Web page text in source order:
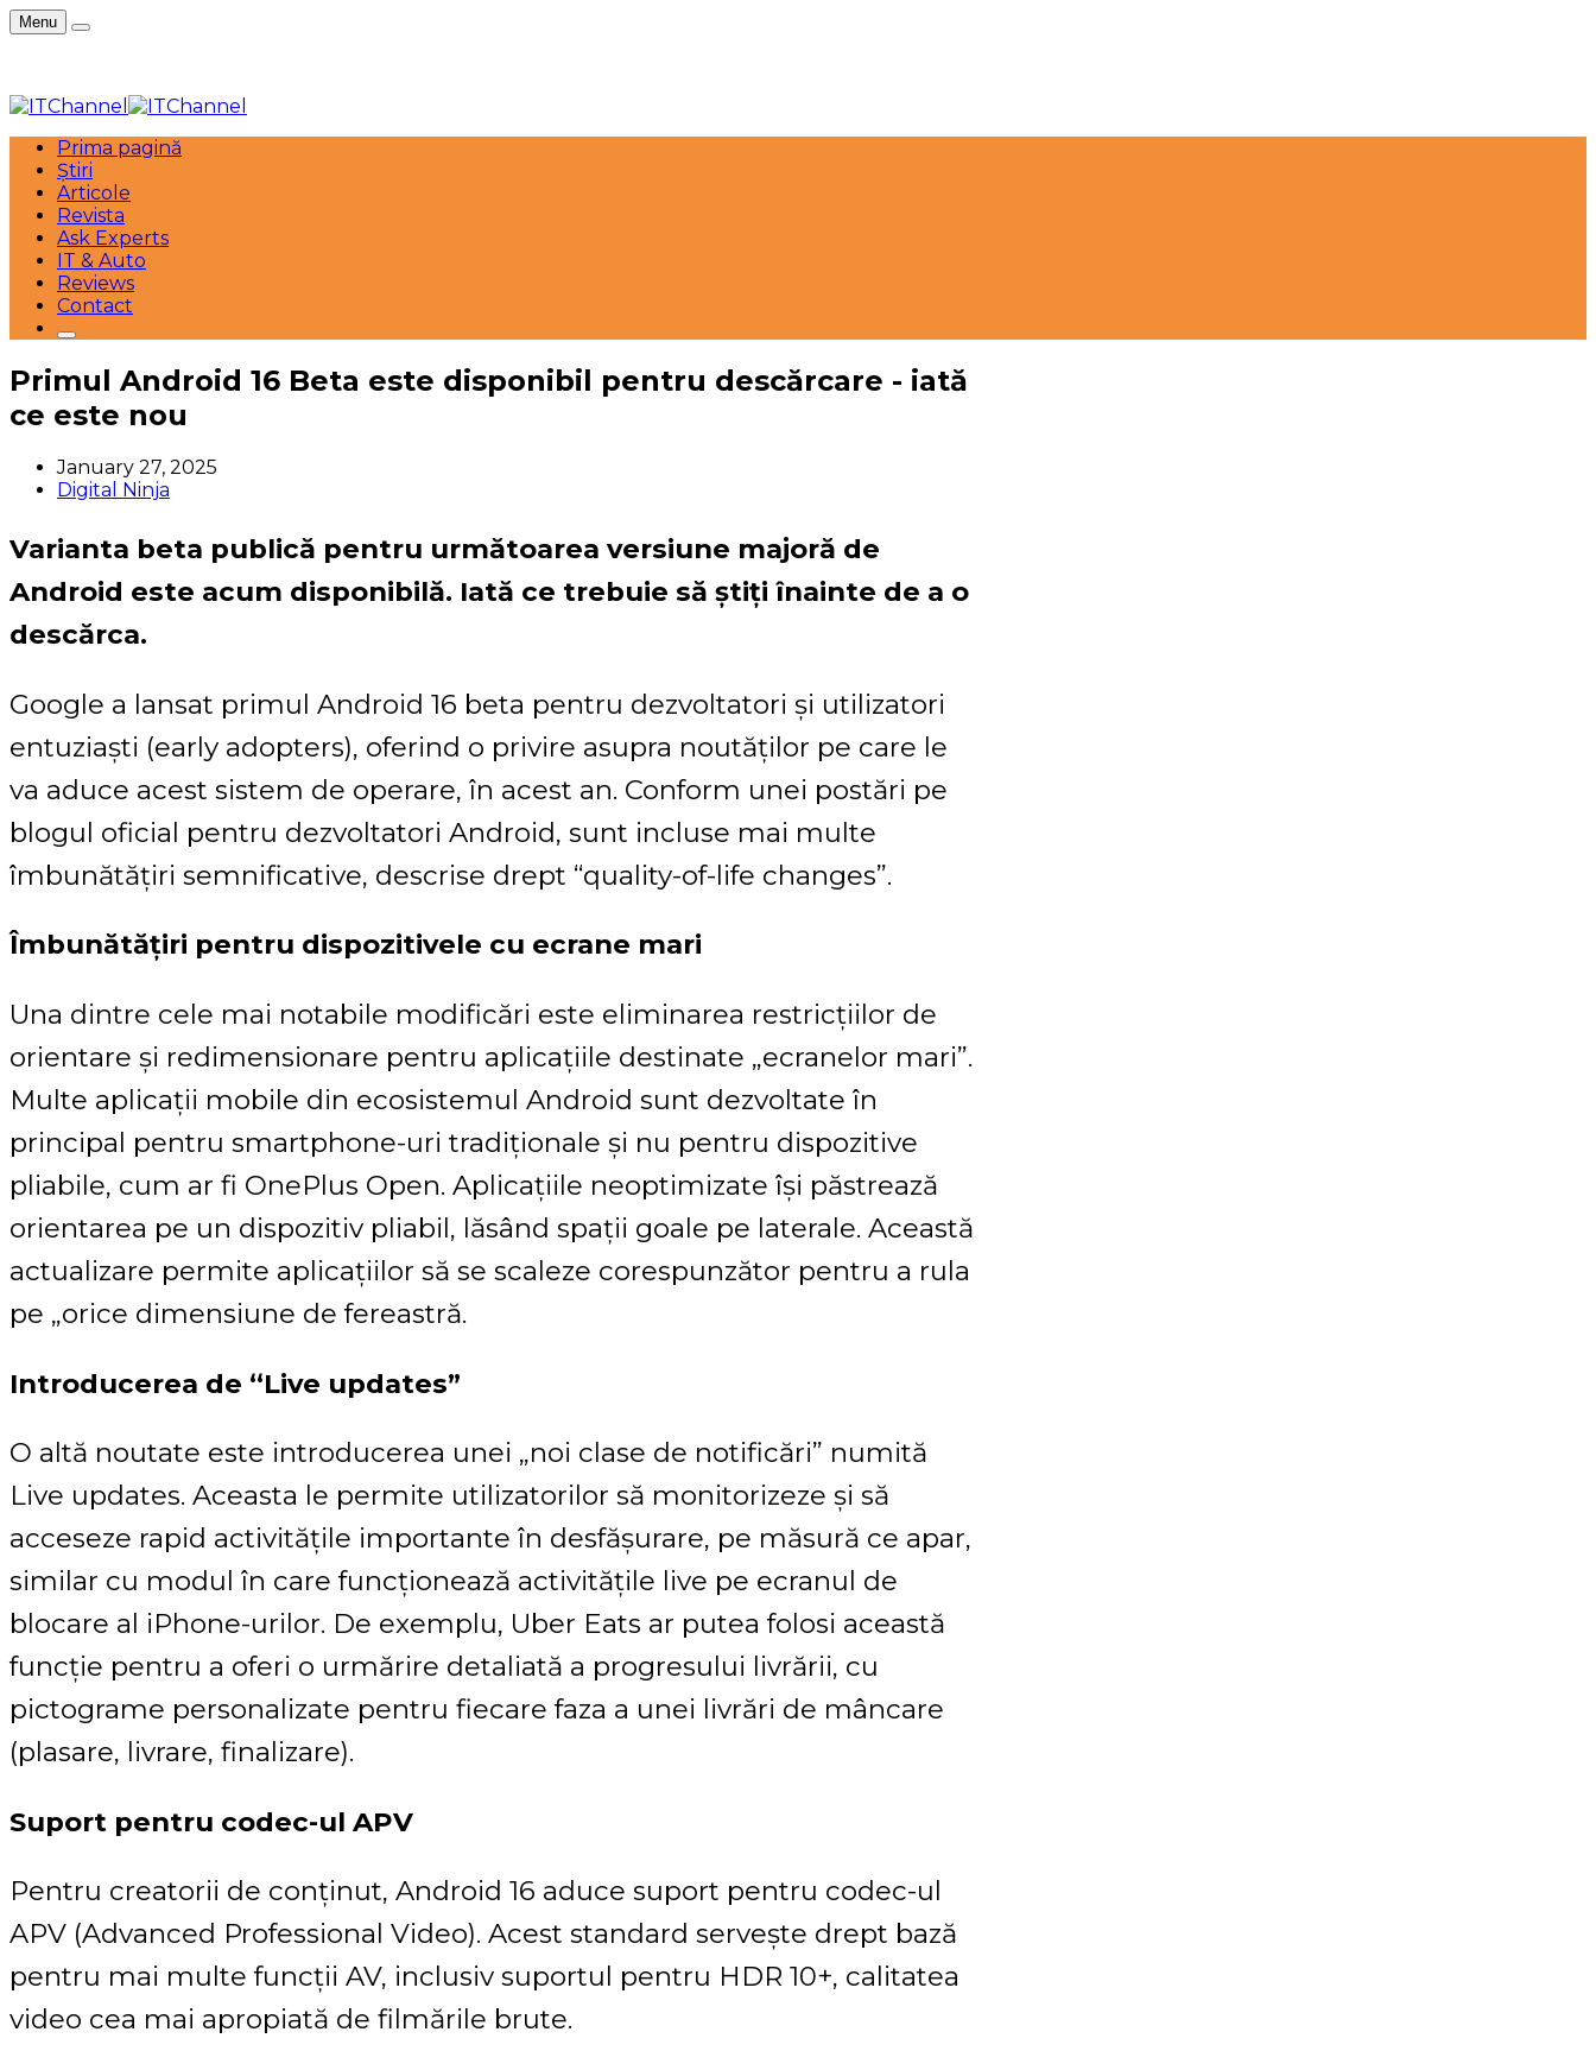
Menu
Prima pagină
Știri
Articole
Revista
Ask Experts
IT & Auto
Reviews
Contact
Primul Android 16 Beta este disponibil pentru descărcare - iată
ce este nou
January 27, 2025
Digital Ninja
Varianta beta publică pentru următoarea versiune majoră de
Android este acum disponibilă. Iată ce trebuie să știți înainte de a o
descărca.
Google a lansat primul Android 16 beta pentru dezvoltatori și utilizatori
entuziaști (early adopters), oferind o privire asupra noutăților pe care le
va aduce acest sistem de operare, în acest an. Conform unei postări pe
blogul oficial pentru dezvoltatori Android, sunt incluse mai multe
îmbunătățiri semnificative, descrise drept “quality-of-life changes”.
Îmbunătățiri pentru dispozitivele cu ecrane mari
Una dintre cele mai notabile modificări este eliminarea restricțiilor de
orientare și redimensionare pentru aplicațiile destinate „ecranelor mari”.
Multe aplicații mobile din ecosistemul Android sunt dezvoltate în
principal pentru smartphone-uri tradiționale și nu pentru dispozitive
pliabile, cum ar fi OnePlus Open. Aplicațiile neoptimizate își păstrează
orientarea pe un dispozitiv pliabil, lăsând spații goale pe laterale. Această
actualizare permite aplicațiilor să se scaleze corespunzător pentru a rula
pe „orice dimensiune de fereastră.
Introducerea de “Live updates”
O altă noutate este introducerea unei „noi clase de notificări” numită
Live updates. Aceasta le permite utilizatorilor să monitorizeze și să
acceseze rapid activitățile importante în desfășurare, pe măsură ce apar,
similar cu modul în care funcționează activitățile live pe ecranul de
blocare al iPhone-urilor. De exemplu, Uber Eats ar putea folosi această
funcție pentru a oferi o urmărire detaliată a progresului livrării, cu
pictograme personalizate pentru fiecare faza a unei livrări de mâncare
(plasare, livrare, finalizare).
Suport pentru codec-ul APV
Pentru creatorii de conținut, Android 16 aduce suport pentru codec-ul
APV (Advanced Professional Video). Acest standard servește drept bază
pentru mai multe funcții AV, inclusiv suportul pentru HDR 10+, calitatea
video cea mai apropiată de filmările brute.